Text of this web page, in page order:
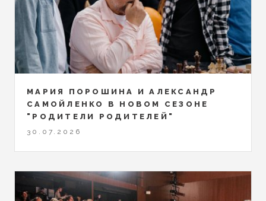
МАРИЯ ПОРОШИНА И АЛЕКСАНДР
САМОЙЛЕНКО В НОВОМ СЕЗОНЕ
"РОДИТЕЛИ РОДИТЕЛЕЙ"
30.07.2026